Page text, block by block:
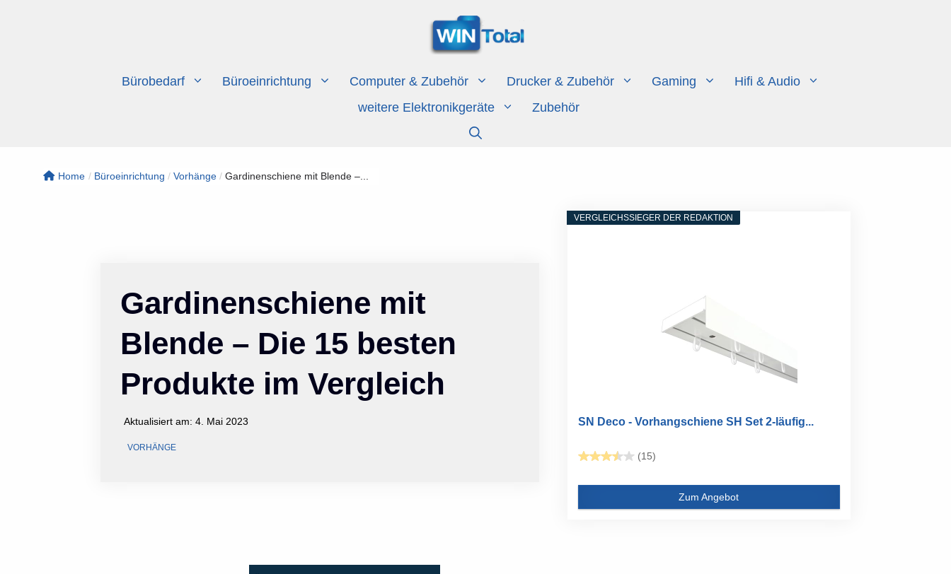
Bürobedarf Büroeinrichtung Computer & Zubehör Drucker & Zubehör Gaming
Hifi & Audio
weitere Elektronikgeräte
Zubehör
Home / Büroeinrichtung / Vorhänge / Gardinenschiene mit Blende –...
Gardinenschiene mit
Blende – Die 15 besten
Produkte im Vergleich
Aktualisiert am:4. Mai 2023
VORHÄNGE
VERGLEICHSSIEGER DER REDAKTION
SN Deco - Vorhangschiene SH Set 2-läufig...
(15)
Zum Angebot